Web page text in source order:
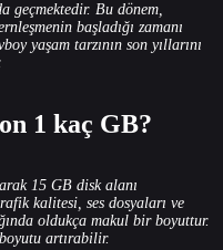
geçmektedir. Bu dönem,
başladığı zamanı
yaşam tarzının son yıllarını
1 kaç GB?
15 GB disk alanı
kalitesi, ses dosyaları ve
oldukça makul bir boyuttur.
artırabilir.